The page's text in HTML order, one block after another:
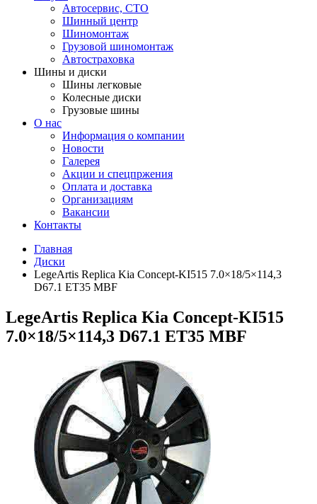
Автосервис, СТО
Шинный центр
Шиномонтаж
Грузовой шиномонтаж
Автостраховка
Шины и диски
Шины легковые
Колесные диски
Грузовые шины
О нас
Информация о компании
Новости
Галерея
Акции и спецпржения
Оплата и доставка
Организациям
Вакансии
Контакты
Главная
Диски
LegeArtis Replica Kia Concept-KI515 7.0×18/5×114,3
D67.1 ET35 MBF
LegeArtis Replica Kia Concept-KI515
7.0×18/5×114,3 D67.1 ET35 MBF